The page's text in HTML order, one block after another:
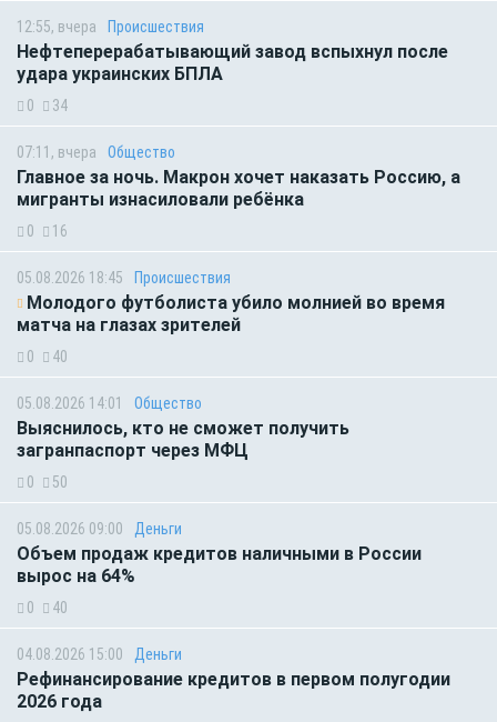
12:55, вчера Происшествия
Нефтеперерабатывающий завод вспыхнул после
удара украинских БПЛА
0 34
07:11, вчера Общество
Главное за ночь. Макрон хочет наказать Россию, а
мигранты изнасиловали ребёнка
0 16
05.08.2026 18:45 Происшествия
Молодого футболиста убило молнией во время
матча на глазах зрителей
0 40
05.08.2026 14:01 Общество
Выяснилось, кто не сможет получить
загранпаспорт через МФЦ
0 50
05.08.2026 09:00 Деньги
Объем продаж кредитов наличными в России
вырос на 64%
0 40
04.08.2026 15:00 Деньги
Рефинансирование кредитов в первом полугодии
2026 года